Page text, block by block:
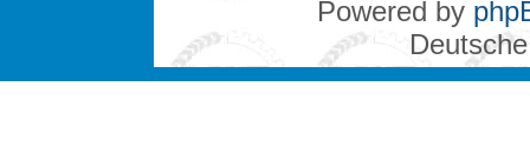
Powered by